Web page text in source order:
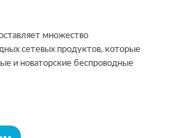
множество
сетевых продуктов, которые
и новаторские беспроводные